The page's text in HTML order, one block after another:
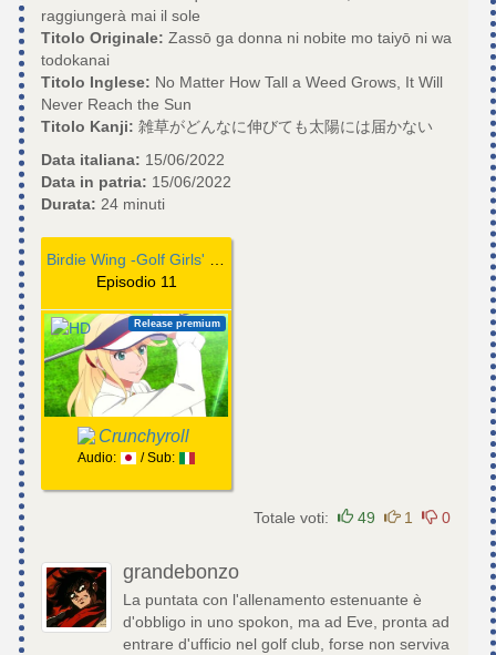
raggiungerà mai il sole
Titolo Originale: Zassō ga donna ni nobite mo taiyō ni wa
todokanai
Titolo Inglese: No Matter How Tall a Weed Grows, It Will
Never Reach the Sun
Titolo Kanji: 雑草がどんなに伸びても太陽には届かない
Data italiana: 15/06/2022
Data in patria: 15/06/2022
Durata: 24 minuti
Episodio 11
Release premium
Crunchyroll
Audio: / Sub:
Totale voti: 49 1 0
grandebonzo
La puntata con l'allenamento estenuante è
d'obbligo in uno spokon, ma ad Eve, pronta ad
entrare d'ufficio nel golf club, forse non serviva